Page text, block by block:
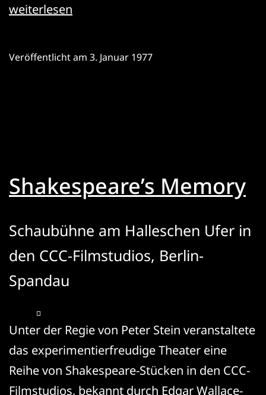
Friedrich
weiterlesen
Veröffentlicht am 3. Januar 1977
Shakespeare’s Memory
Schaubühne am Halleschen Ufer in
den CCC-Filmstudios, Berlin-
Spandau
Unter der Regie von Peter Stein veranstaltete
das experimentierfreudige Theater eine
Reihe von Shakespeare-Stücken in den CCC-
Filmstudios, bekannt durch Edgar Wallace-